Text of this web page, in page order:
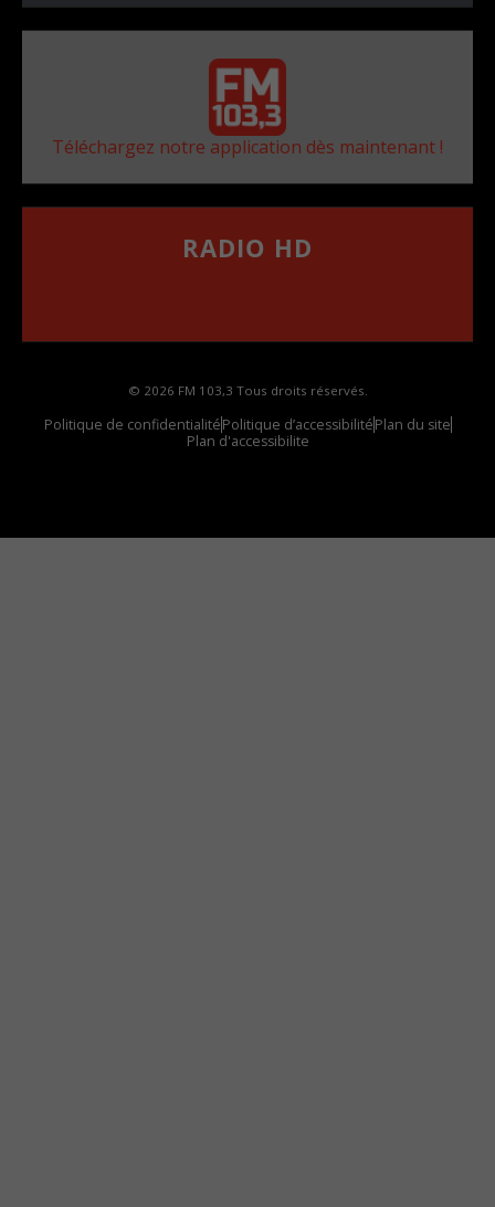
Téléchargez notre application dès maintenant !
RADIO HD
© 2026 FM 103,3 Tous droits réservés.
Politique de confidentialitéPolitique d’accessibilitéPlan du site
Plan d'accessibilite